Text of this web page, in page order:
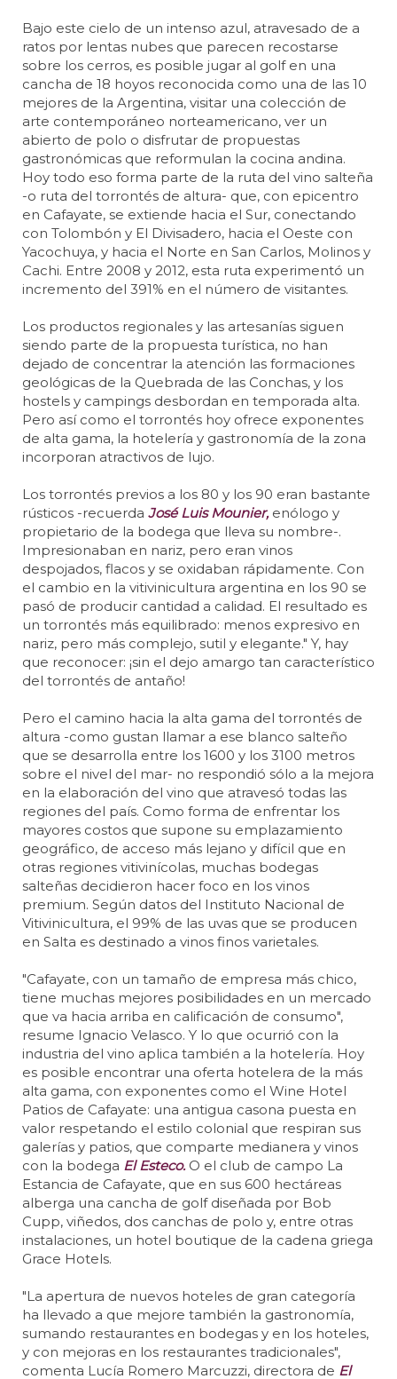
Bajo este cielo de un intenso azul, atravesado de a
ratos por lentas nubes que parecen recostarse
sobre los cerros, es posible jugar al golf en una
cancha de 18 hoyos reconocida como una de las 10
mejores de la Argentina, visitar una colección de
arte contemporáneo norteamericano, ver un
abierto de polo o disfrutar de propuestas
gastronómicas que reformulan la cocina andina.
Hoy todo eso forma parte de la ruta del vino salteña
-o ruta del torrontés de altura- que, con epicentro
en Cafayate, se extiende hacia el Sur, conectando
con Tolombón y El Divisadero, hacia el Oeste con
Yacochuya, y hacia el Norte en San Carlos, Molinos y
Cachi. Entre 2008 y 2012, esta ruta experimentó un
incremento del 391% en el número de visitantes.
Los productos regionales y las artesanías siguen
siendo parte de la propuesta turística, no han
dejado de concentrar la atención las formaciones
geológicas de la Quebrada de las Conchas, y los
hostels y campings desbordan en temporada alta.
Pero así como el torrontés hoy ofrece exponentes
de alta gama, la hotelería y gastronomía de la zona
incorporan atractivos de lujo.
Los torrontés previos a los 80 y los 90 eran bastante
rústicos -recuerda José Luis Mounier,enólogo y
propietario de la bodega que lleva su nombre-.
Impresionaban en nariz, pero eran vinos
despojados, flacos y se oxidaban rápidamente. Con
el cambio en la vitivinicultura argentina en los 90 se
pasó de producir cantidad a calidad. El resultado es
un torrontés más equilibrado: menos expresivo en
nariz, pero más complejo, sutil y elegante." Y, hay
que reconocer: ¡sin el dejo amargo tan característico
del torrontés de antaño!
Pero el camino hacia la alta gama del torrontés de
altura -como gustan llamar a ese blanco salteño
que se desarrolla entre los 1600 y los 3100 metros
sobre el nivel del mar- no respondió sólo a la mejora
en la elaboración del vino que atravesó todas las
regiones del país. Como forma de enfrentar los
mayores costos que supone su emplazamiento
geográfico, de acceso más lejano y difícil que en
otras regiones vitivinícolas, muchas bodegas
salteñas decidieron hacer foco en los vinos
premium. Según datos del Instituto Nacional de
Vitivinicultura, el 99% de las uvas que se producen
en Salta es destinado a vinos finos varietales.
"Cafayate, con un tamaño de empresa más chico,
tiene muchas mejores posibilidades en un mercado
que va hacia arriba en calificación de consumo",
resume Ignacio Velasco. Y lo que ocurrió con la
industria del vino aplica también a la hotelería. Hoy
es posible encontrar una oferta hotelera de la más
alta gama, con exponentes como el Wine Hotel
Patios de Cafayate: una antigua casona puesta en
valor respetando el estilo colonial que respiran sus
galerías y patios, que comparte medianera y vinos
con la bodega El Esteco.O el club de campo La
Estancia de Cafayate, que en sus 600 hectáreas
alberga una cancha de golf diseñada por Bob
Cupp, viñedos, dos canchas de polo y, entre otras
instalaciones, un hotel boutique de la cadena griega
Grace Hotels.
"La apertura de nuevos hoteles de gran categoría
ha llevado a que mejore también la gastronomía,
sumando restaurantes en bodegas y en los hoteles,
y con mejoras en los restaurantes tradicionales",
comenta Lucía Romero Marcuzzi, directora de El